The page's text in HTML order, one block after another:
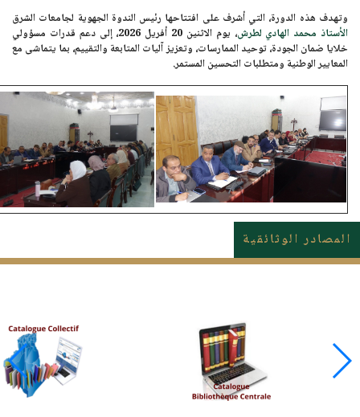
وتهدف هذه الدورة، التي أشرف على افتتاحها رئيس الندوة الجهوية لجامعات الشرق
الأستاذ محمد الهادي لطرش، يومالاثنين 20 أفريل 2026،
إلى دعم قدرات مسؤولي
خلايا ضمان الجودة، توحيد الممارسات، وتعزيز آليات المتابعة والتقييم، بما يتماشى مع
المعايير الوطنية ومتطلبات التحسين المستمر.
المصادر الوثائقية